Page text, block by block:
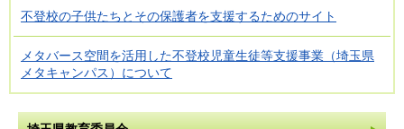
不登校の子供たちとその保護者を支援するためのサイト
メタバース空間を活用した不登校児童生徒等支援事業（埼玉県
メタキャンパス）について